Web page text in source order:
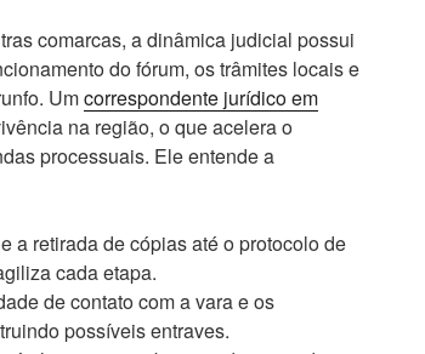
comarcas, a dinâmica judicial possui
do fórum, os trâmites locais e
Umcorrespondente jurídico em
na região, o que acelera o
processuais. Ele entende a
a retirada de cópias até o protocolo de
cada etapa.
de contato com a vara e os
possíveis entraves.